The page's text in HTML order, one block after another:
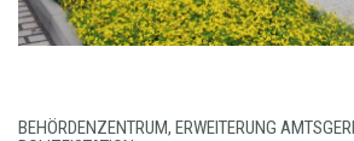
BEHÖRDENZENTRUM, ERWEITERUNG